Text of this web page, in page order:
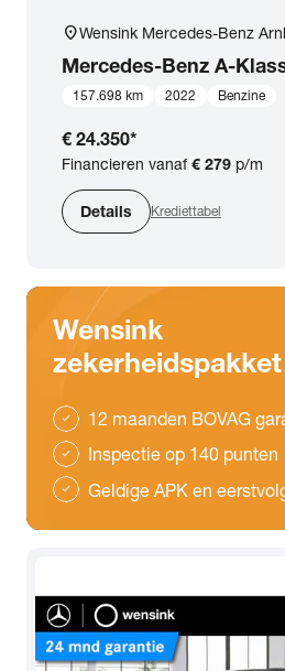
location_onWensink Mercedes-Benz
Mercedes-Benz A-
157.698 km 2022 Benzine
€ 24.350*
Financieren vanaf€ 279 p/m
Details Krediettabel
Wensink
zekerheidspakket
check 12 maanden BOVAG
check Inspectie op 140 punten
check Geldige APK en